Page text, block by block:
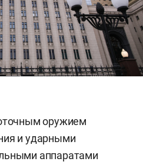
оружием
и ударными
аппаратами